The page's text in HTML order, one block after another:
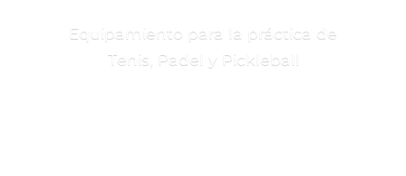
Equipamiento para la práctica de
Tenis, Padel
y Pickleball